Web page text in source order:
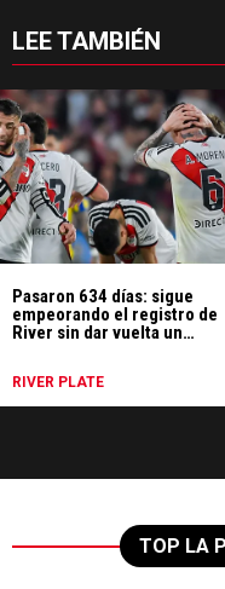
LEE TAMBIÉN
Pasaron 634 días: sigue
empeorando el registro de
River sin dar vuelta un
RIVER PLATE
TOP LA